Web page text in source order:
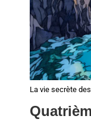
La vie secrète